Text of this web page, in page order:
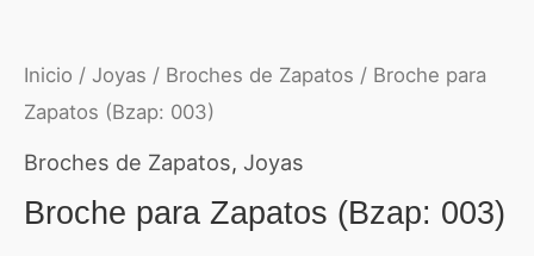
Inicio / Joyas / Broches de Zapatos / Broche para
Zapatos (Bzap: 003)
Broches de Zapatos, Joyas
Broche para Zapatos (Bzap: 003)